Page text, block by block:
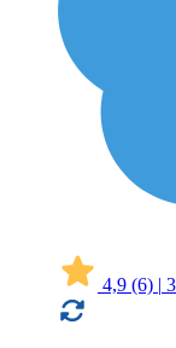
4,9 (6) |